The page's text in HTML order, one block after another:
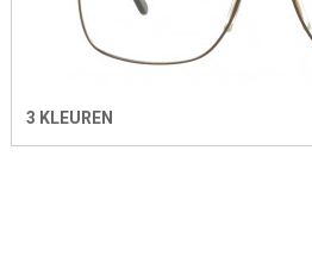
3 KLEUREN